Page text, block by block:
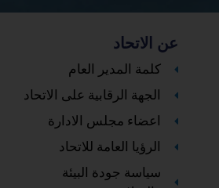
عن الاتحاد
كلمة المدير العام
الجهة الرقابية على الاتحاد
اعضاء مجلس الادارة
الرؤيا العامة للاتحاد
سياسة جودة البيئة